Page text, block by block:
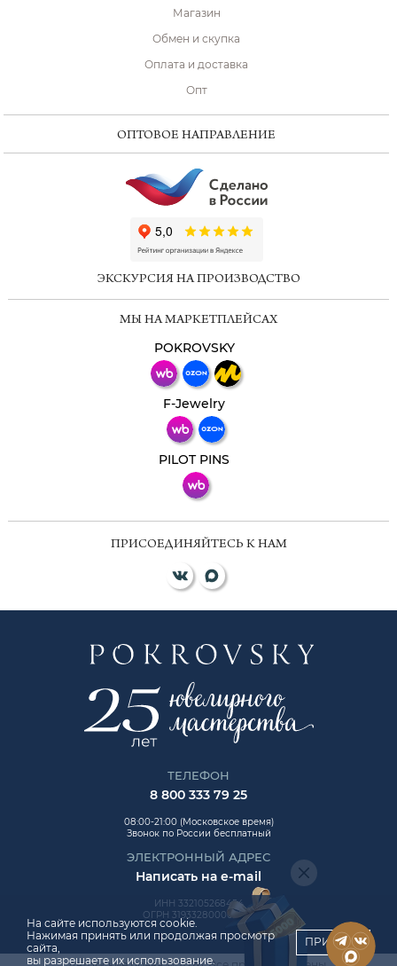
Магазин
Обмен и скупка
Оплата и доставка
Опт
ОПТОВОЕ НАПРАВЛЕНИЕ
ЭКСКУРСИЯ НА ПРОИЗВОДСТВО
МЫ НА МАРКЕТПЛЕЙСАХ
POKROVSKY
F-Jewelry
PILOT PINS
ПРИСОЕДИНЯЙТЕСЬ К НАМ
ТЕЛЕФОН
8 800 333 79 25
08:00-21:00 (Московское время)
Звонок по России бесплатный
ЭЛЕКТРОННЫЙ АДРЕС
Написать на e-mail
ИНН 332105268454
ОГРН 319332800006992
На сайте используются cookie.
Нажимая принять или продолжая просмотр
сайта,
вы разрешаете их использование.
ПРИНЯТЬ